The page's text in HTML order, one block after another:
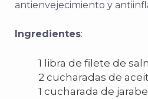
antienvejecimiento y
Ingredientes:
1 libra de filete de
2 cucharadas de
1 cucharada de